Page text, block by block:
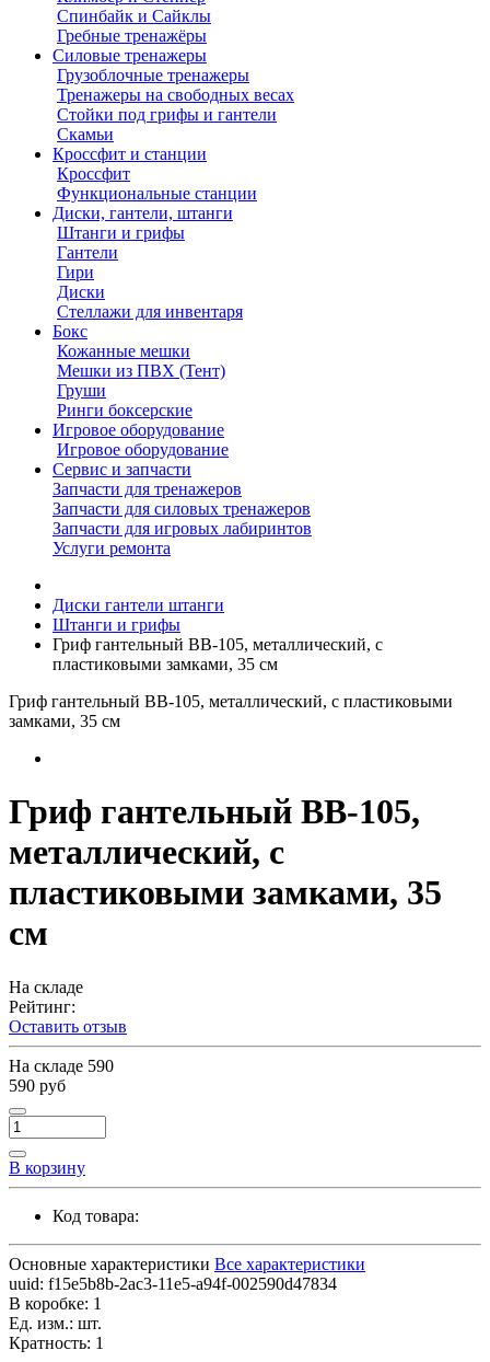
Спинбайк и Сайклы
Гребные тренажёры
Силовые тренажеры
Грузоблочные тренажеры
Тренажеры на свободных весах
Стойки под грифы и гантели
Скамьи
Кроссфит и станции
Кроссфит
Функциональные станции
Диски, гантели, штанги
Штанги и грифы
Гантели
Гири
Диски
Стеллажи для инвентаря
Бокс
Кожанные мешки
Мешки из ПВХ (Тент)
Груши
Ринги боксерские
Игровое оборудование
Игровое оборудование
Сервис и запчасти
Запчасти для тренажеров
Запчасти для силовых тренажеров
Запчасти для игровых лабиринтов
Услуги ремонта
Диски гантели штанги
Штанги и грифы
Гриф гантельный BB-105, металлический, с
пластиковыми замками, 35 см
Гриф гантельный BB-105, металлический, с пластиковыми
замками, 35 см
Гриф гантельный BB-105,
металлический, с
пластиковыми замками, 35
см
На складе
Рейтинг:
Оставить отзыв
На складе 590
590 руб
В корзину
Код товара:
Основные характеристики Все характеристики
uuid: f15e5b8b-2ac3-11e5-a94f-002590d47834
В коробке: 1
Ед. изм.: шт.
Кратность: 1